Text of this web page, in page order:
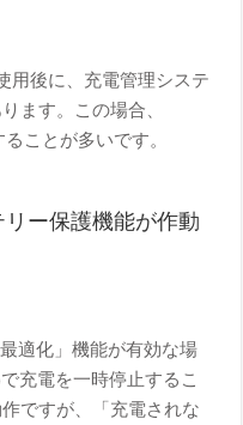
用後に、充電管理システ
ます。この場合、
ことが多いです。
ー保護機能が作動
適化」機能が有効な場
充電を一時停止するこ
ですが、「充電されな